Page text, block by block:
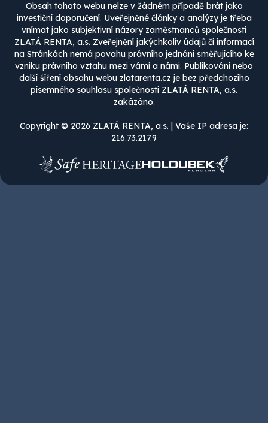
Obsah tohoto webu nelze v žádném případě brát jako
investiční doporučení. Uveřejněné články a analýzy je třeba
vnímat jako subjektivní názory zaměstnanců společnosti
ZLATÁ RENTA, a.s. Zveřejnění jakýchkoliv údajů či informací
na Stránkách nemá povahu právního jednání směřujícího ke
vzniku právního vztahu mezi vámi a námi. Publikování nebo
další šíření obsahu webu zlatarenta.cz je bez předchozího
písemného souhlasu společnosti ZLATÁ RENTA, a.s.
zakázáno.
Copyright © 2026 ZLATÁ RENTA, a.s. | Vaše IP adresa je:
216.73.217.9